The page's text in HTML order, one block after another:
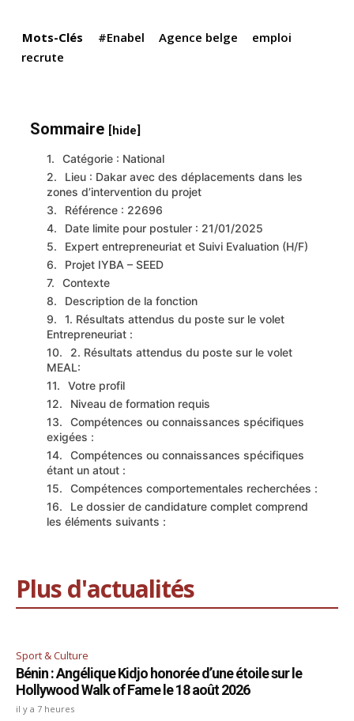
k
Mots-Clés #Enabel Agence belge
emploi
recrute
Sommaire [hide]
Catégorie : National
Lieu : Dakar avec des déplacements dans les
zones d’intervention du projet
Référence : 22696
Date limite pour postuler : 21/01/2025
Expert entrepreneuriat et Suivi Evaluation (H/F)
Projet IYBA – SEED
Contexte
Description de la fonction
1. Résultats attendus du poste sur le volet
Entrepreneuriat :
2. Résultats attendus du poste sur le volet
MEAL:
Votre profil
Niveau de formation requis
Compétences ou connaissances spécifiques
exigées :
Compétences ou connaissances spécifiques
étant un atout :
Compétences comportementales recherchées :
Le dossier de candidature complet comprend
les éléments suivants :
Plus d'actualités
Sport & Culture
Bénin : Angélique Kidjo honorée d’une étoile sur le
Hollywood Walk of Fame le 18 août 2026
il y a 7 heures